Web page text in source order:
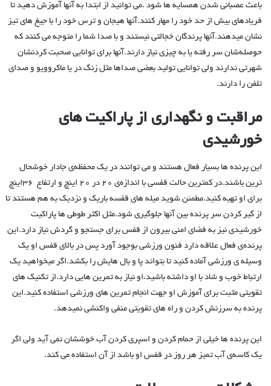
باعث عصبانی شدن همسایه ها شود .می توانید از ابتدا به آنها آموزش دهید تا
فریادهای بیش از حد خود را مهار کنند.آنها هیجان و ترس خود را با جیغ های تیز
نشان میدهند.آنها پرندگان خجالتی نیستند و با صدا شما را متوجه می کنند که
حوصله‌شان سر رفته یا به چیزی نیاز دارند.آنها برای توانایی صحبت کردنشان
شهرتی ندارند ولی توانایی تولید بعضی صداها مثل زنگ در یا ماکروویو و صدای
تلفن را دارند.
مراقبت و نگهداری از پاراکیت های
خورشیدی
این پرنده ها بسیار فعال هستند و می توانند در یک محفظه‌ی جادار خوشحال
ترین باشند.در کمترین حالت قفسی با اندازه‌ی ۲۰ در ۲۰ اینچ و ارتفاع ۳۶اینچ
برای او تهیه کنید.مطمئن شوید میله های قفسه باریک و نزدیک به هم هستند تا
از گیر کردن سر پرنده بین آنها جلوگیری شود.مثل اکثر طوطی ها پاراکیت
خورشیدی نیز به فضای امنی بیرون از قفس برای جستجو و گردش نیاز دارد.این
پرنده‌ی فعال علاقه دارد فنون ورزشی بوجود آورد پس در بالای قفس او یک
وسیله ی ورزشی آماده کنید تا بتواند پا و بال هایش را بکشد.اگر میخواهید یک
ارتباط خوب و شاد با او داشته باشید،او نیاز به تمرین هایی دارد.از تکنیک های
تقویتی مثبت برای آموزش او جهت انجام تمرین های ورزشی استفاده کنید.این
پرنده به سرزنش کردن و راه های تقویتی منفی واکنشی نمیدهد.
این پرنده ها خیلی از حمام کردن و اسپری کردن آب خوششان نمی آید ولی اگر
یک کاسه‌ی آب تمیز هر روز در قفس او باشد از آن استفاده می کند.